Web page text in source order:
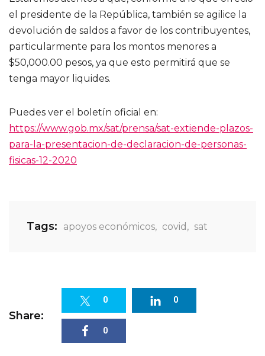
el presidente de la República, también se agilice la
devolución de saldos a favor de los contribuyentes,
particularmente para los montos menores a
$50,000.00 pesos, ya que esto permitirá que se
tenga mayor liquides.
Puedes ver el boletín oficial en:
https://www.gob.mx/sat/prensa/sat-extiende-plazos-
para-la-presentacion-de-declaracion-de-personas-
fisicas-12-2020
Tags: apoyos económicos, covid , sat
Share:
0 0
0